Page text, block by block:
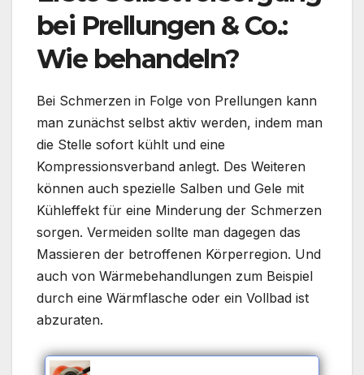
bei Prellungen & Co.:
Wie behandeln?
Bei Schmerzen in Folge von Prellungen kann
man zunächst selbst aktiv werden, indem man
die Stelle sofort kühlt und eine
Kompressionsverband anlegt. Des Weiteren
können auch spezielle Salben und Gele mit
Kühleffekt für eine Minderung der Schmerzen
sorgen. Vermeiden sollte man dagegen das
Massieren der betroffenen Körperregion. Und
auch von Wärmebehandlungen zum Beispiel
durch eine Wärmflasche oder ein Vollbad ist
abzuraten.